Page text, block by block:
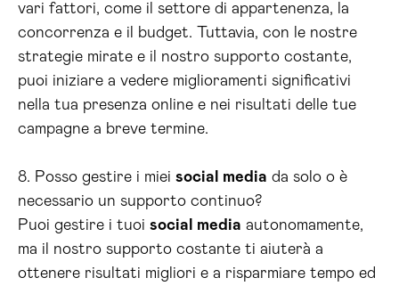
vari fattori, come il settore di appartenenza, la
concorrenza e il budget. Tuttavia, con le nostre
strategie mirate e il nostro supporto costante,
puoi iniziare a vedere miglioramenti significativi
nella tua presenza online e nei risultati delle tue
campagne a breve termine.
8. Posso gestire i miei social media da solo o è
necessario un supporto continuo?
Puoi gestire i tuoi social media autonomamente,
ma il nostro supporto costante ti aiuterà a
ottenere risultati migliori e a risparmiare tempo ed